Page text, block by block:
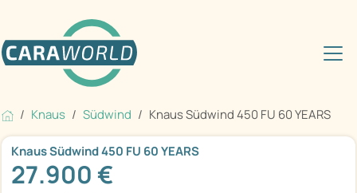
Knaus Südwind Knaus Südwind 450 FU 60 YEARS
Knaus Südwind 450 FU 60 YEARS
27.900 €